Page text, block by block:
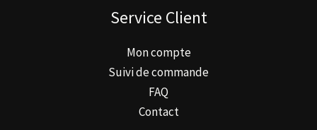
Service Client
Mon compte
Suivi de commande
FAQ
Contact